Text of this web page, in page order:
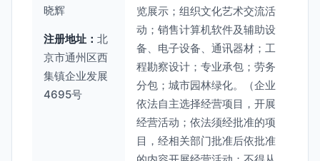
晓辉
注册地址： 北
京市通州区西
集镇企业发展
4695号
览展示；组织文化艺术交流活
动；销售计算机软件及辅助设
备、电子设备、通讯器材；工
程勘察设计；专业承包；劳务
分包；城市园林绿化。（企业
依法自主选择经营项目，开展
经营活动；依法须经批准的项
目，经相关部门批准后依批准